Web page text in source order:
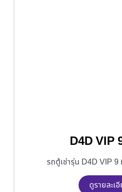
D4D VIP
รถตู้เช่ารุ่น D4D VIP
ดูรายละเ